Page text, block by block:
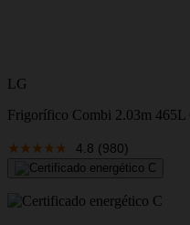
LG
Frigorífico Combi 2.03m
4.8 (980)